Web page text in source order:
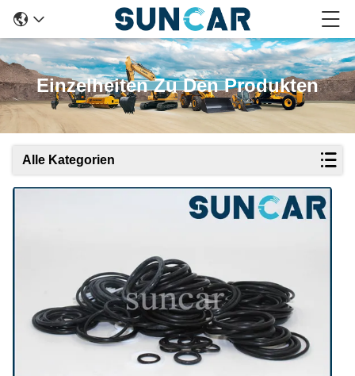
Einzelheiten Zu Den Produkten
Alle Kategorien